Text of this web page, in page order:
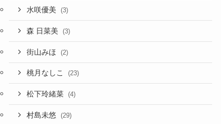
水咲優美 (3)
森 日菜美 (3)
街山みほ (2)
桃月なしこ (23)
松下玲緒菜 (4)
村島未悠 (29)